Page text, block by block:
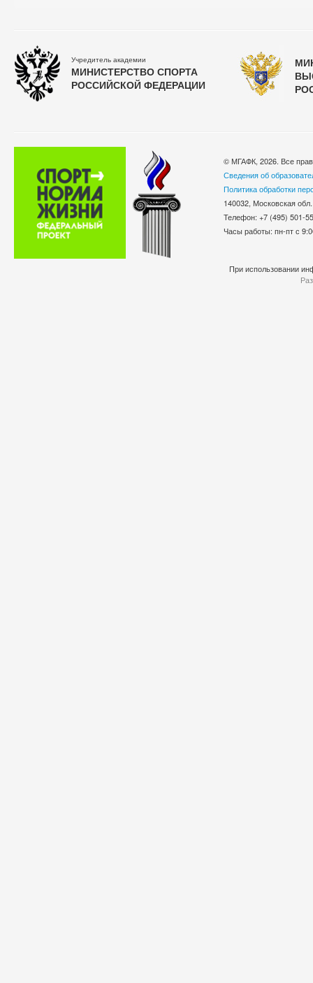
Учредитель академии
МИНИСТЕРСТВО СПОРТА
РОССИЙСКОЙ ФЕДЕРАЦИИ
© МГАФК, 2026. Все
Сведения об
Политика обработки
140032, Московская
Телефон: +7 (495)
Часы работы: пн-пт с
При использовании